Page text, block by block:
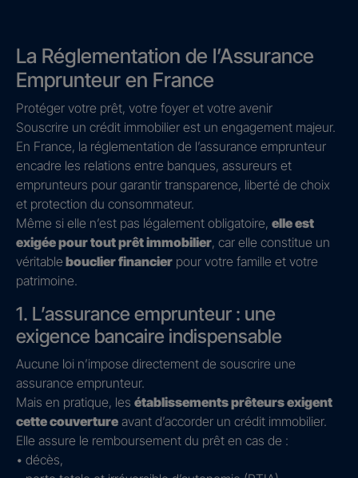
La Réglementation de l’Assurance
Emprunteur en France
Protéger votre prêt, votre foyer et votre avenir
Souscrire un crédit immobilier est un engagement majeur.
En France, la réglementation de l’assurance emprunteur
encadre les relations entre banques, assureurs et
emprunteurs pour garantir transparence, liberté de choix
et protection du consommateur.
Même si elle n’est pas légalement obligatoire, elle est
exigée pour tout prêt immobilier, car elle constitue un
véritable bouclier financier pour votre famille et votre
patrimoine.
1. L’assurance emprunteur : une
exigence bancaire indispensable
Aucune loi n’impose directement de souscrire une
assurance emprunteur.
Mais en pratique, les établissements prêteurs exigent
cette couverture avant d’accorder un crédit immobilier.
Elle assure le remboursement du prêt en cas de :
• décès,